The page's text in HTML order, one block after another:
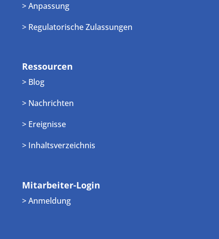
> Anpassung
> Regulatorische Zulassungen
Ressourcen
> Blog
> Nachrichten
> Ereignisse
> Inhaltsverzeichnis
Mitarbeiter-Login
> Anmeldung